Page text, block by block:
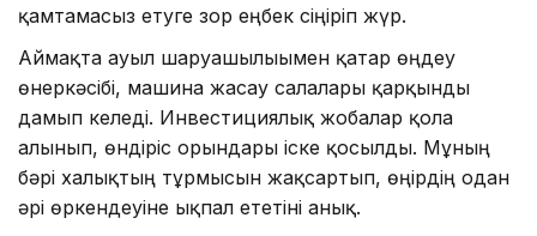
қамтамасыз етуге зор еңбек сіңіріп жүр.
Аймақта ауыл шаруашылығымен қатар өңдеу
өнеркәсібі, машина жасау салалары қарқынды
дамып келеді. Инвестициялық жобалар қолға
алынып, өндіріс орындары іске қосылды. Мұның
бәрі халықтың тұрмысын жақсартып, өңірдің одан
әрі өркендеуіне ықпал ететіні анық.